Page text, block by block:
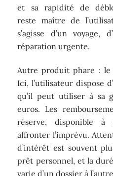
et sa rapidité de
reste maître de
s’agisse d’un voyage,
réparation urgente.
Autre produit phare : le
Ici, l’utilisateur dispose
qu’il peut utiliser à sa
euros. Les
réserve, disponible
affronter l’imprévu.
d’intérêt est souvent
prêt personnel, et la
varie d’un dossier à